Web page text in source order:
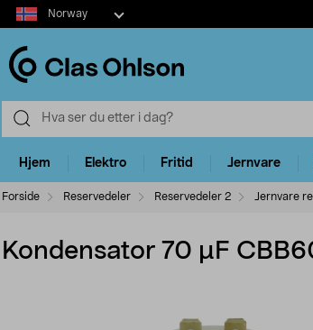
Select
market
Norway
Hjem Elektro Fritid Jernvare
Forside Reservedeler Reservedeler 2 Jernvare
Kondensator 70 µF